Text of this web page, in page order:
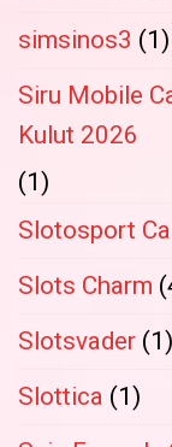
simsinos3 (1)
Siru Mobile
Kulut 2026
(1)
Slotosport
Slots Charm
Slotsvader (1)
Slottica (1)